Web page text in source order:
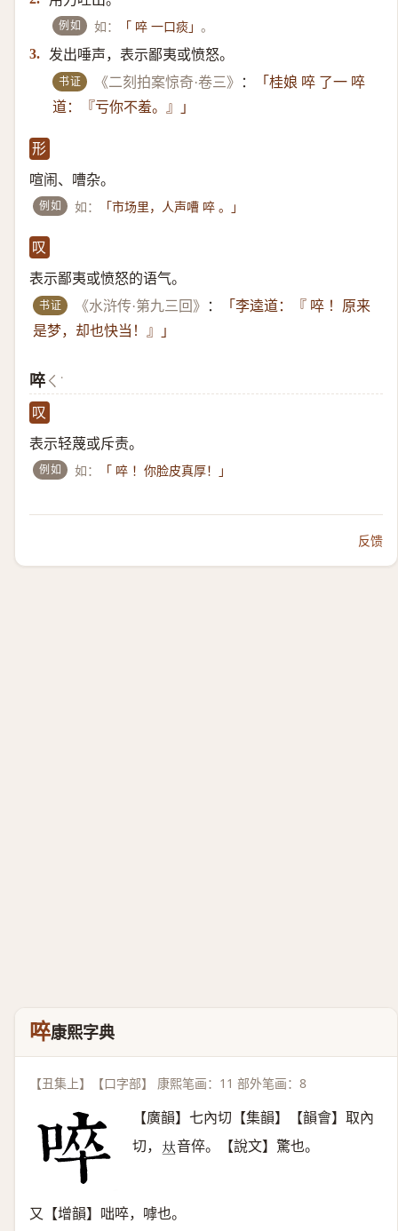
例如 如： 「 啐 一口痰」。
3. 发出唾声，表示鄙夷或愤怒。
书证 《二刻拍案惊奇·卷三》 ：
「桂娘 啐 了一 啐
道：『亏你不羞。』」
形
喧闹、嘈杂。
例如 如： 「市场里，人声嘈 啐 。」
叹
表示鄙夷或愤怒的语气。
书证 《水浒传·第九三回》 ：
「李逵道：『 啐 ！原来
是梦，却也快当！』」
啐 ㄑ˙
叹
表示轻蔑或斥责。
例如 如： 「 啐 ！你脸皮真厚！」
反馈
啐康熙字典
【丑集上】【口字部】 康熙笔画：11 部外笔画：8
【廣韻】七內切【集韻】【韻會】取內
切， 𠀤音倅。【說文】驚也。
又【增韻】咄啐，嘑也。